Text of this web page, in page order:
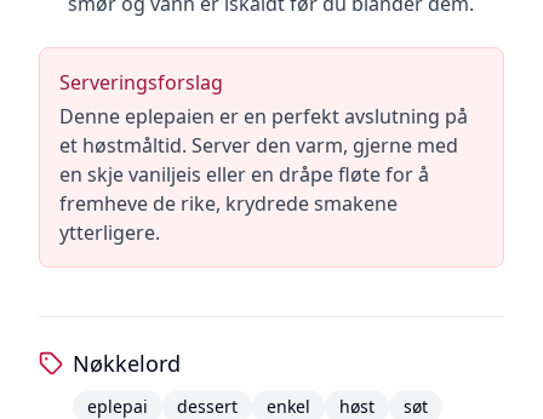
Serveringsforslag
Denne eplepaien er en perfekt avslutning på
et høstmåltid. Server den varm, gjerne med
en skje vaniljeis eller en dråpe fløte for å
fremheve de rike, krydrede smakene
ytterligere.
Nøkkelord
eplepai dessert enkel høst søt